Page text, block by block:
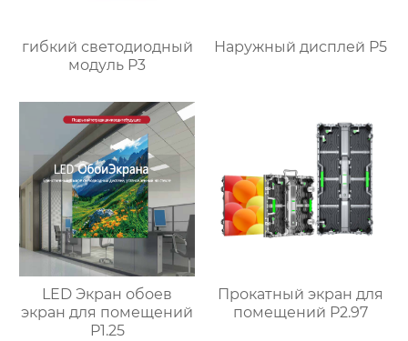
гибкий светодиодный
модуль P3
Наружный дисплей P5
LED Экран обоев
экран для помещений
P1.25
Прокатный экран для
помещений P2.97